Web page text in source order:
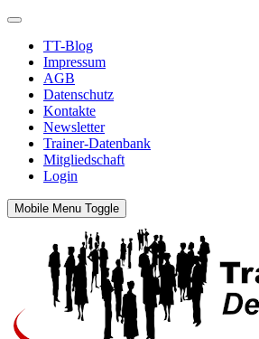
TT-Blog
Impressum
AGB
Datenschutz
Kontakte
Newsletter
Trainer-Datenbank
Mitgliedschaft
Login
Mobile Menu Toggle